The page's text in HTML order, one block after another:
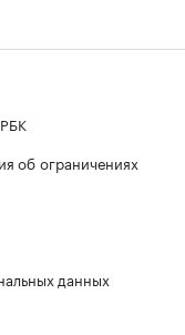
об ограничениях
данных